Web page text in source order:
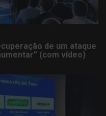
de um ataque
(com vídeo)